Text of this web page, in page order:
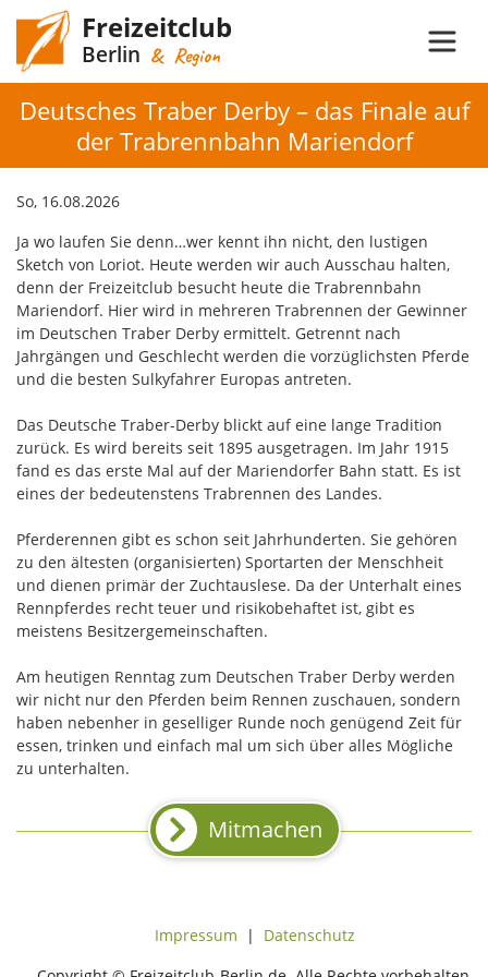
Freizeitclub
Berlin & Region
Deutsches Traber Derby – das Finale auf
der Trabrennbahn Mariendorf
So, 16.08.2026
Ja wo laufen Sie denn…wer kennt ihn nicht, den lustigen
Sketch von Loriot. Heute werden wir auch Ausschau halten,
denn der Freizeitclub besucht heute die Trabrennbahn
Mariendorf. Hier wird in mehreren Trabrennen der Gewinner
im Deutschen Traber Derby ermittelt. Getrennt nach
Jahrgängen und Geschlecht werden die vorzüglichsten Pferde
und die besten Sulkyfahrer Europas antreten.
Das Deutsche Traber-Derby blickt auf eine lange Tradition
zurück. Es wird bereits seit 1895 ausgetragen. Im Jahr 1915
fand es das erste Mal auf der Mariendorfer Bahn statt. Es ist
eines der bedeutenstens Trabrennen des Landes.
Pferderennen gibt es schon seit Jahrhunderten. Sie gehören
zu den ältesten (organisierten) Sportarten der Menschheit
und dienen primär der Zuchtauslese. Da der Unterhalt eines
Rennpferdes recht teuer und risikobehaftet ist, gibt es
meistens Besitzergemeinschaften.
Am heutigen Renntag zum Deutschen Traber Derby werden
wir nicht nur den Pferden beim Rennen zuschauen, sondern
haben nebenher in geselliger Runde noch genügend Zeit für
essen, trinken und einfach mal um sich über alles Mögliche
zu unterhalten.
Mitmachen
Impressum | Datenschutz